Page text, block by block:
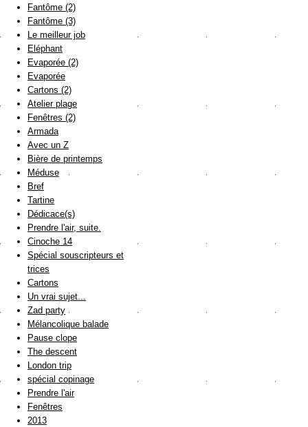
Fantôme (2)
Fantôme (3)
Le meilleur job
Eléphant
Evaporée (2)
Evaporée
Cartons (2)
Atelier plage
Fenêtres (2)
Armada
Avec un Z
Bière de printemps
Méduse
Bref
Tartine
Dédicace(s)
Prendre l'air, suite.
Cinoche 14
Spécial souscripteurs et
trices
Cartons
Un vrai sujet...
Zad party
Mélancolique balade
Pause clope
The descent
London trip
spécial copinage
Prendre l'air
Fenêtres
2013